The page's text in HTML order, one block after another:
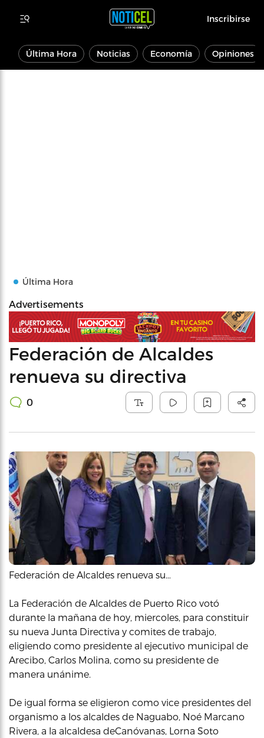
Inscribirse
Última Hora Noticias Economía Opiniones
Última Hora
Advertisements
Federación de Alcaldes
renueva su directiva
0
Federación de Alcaldes renueva su…
La Federación de Alcaldes de Puerto Rico votó
durante la mañana de hoy, miercoles, para constituir
su nueva Junta Directiva y comites de trabajo,
eligiendo como presidente al ejecutivo municipal de
Arecibo, Carlos Molina, como su presidente de
manera unánime.
De igual forma se eligieron como vice presidentes del
organismo a los alcaldes de Naguabo, Noé Marcano
Rivera, a la alcaldesa deCanóvanas, Lorna Soto